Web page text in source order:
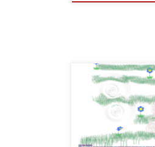
Ces dernières
plans. Ainsi, les
formation visant la
ainsi que des
aux dangers